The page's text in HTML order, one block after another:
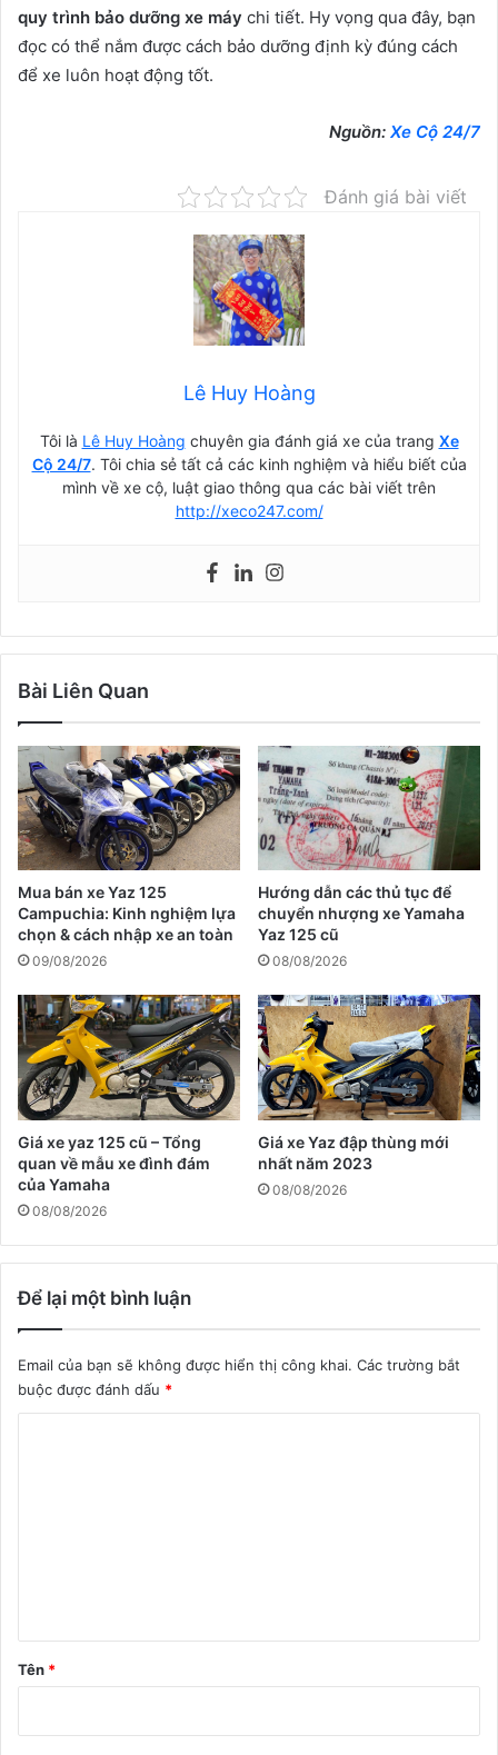
quy trình bảo dưỡng xe máy chi tiết. Hy vọng qua đây, bạn
đọc có thể nắm được cách bảo dưỡng định kỳ đúng cách
để xe luôn hoạt động tốt.
Nguồn: Xe Cộ 24/7
Đánh giá bài viết
Lê Huy Hoàng
Tôi là Lê Huy Hoàng chuyên gia đánh giá xe của trang Xe
Cộ 24/7. Tôi chia sẻ tất cả các kinh nghiệm và hiểu biết của
mình về xe cộ, luật giao thông qua các bài viết trên
http://xeco247.com/
Bài Liên Quan
Mua bán xe Yaz 125
Campuchia: Kinh nghiệm lựa
chọn & cách nhập xe an toàn
09/08/2026
Hướng dẫn các thủ tục để
chuyển nhượng xe Yamaha
Yaz 125 cũ
08/08/2026
Giá xe yaz 125 cũ – Tổng
quan về mẫu xe đình đám
của Yamaha
08/08/2026
Giá xe Yaz đập thùng mới
nhất năm 2023
08/08/2026
Để lại một bình luận
Email của bạn sẽ không được hiển thị công khai. Các trường bắt
buộc được đánh dấu *
n
Tên *